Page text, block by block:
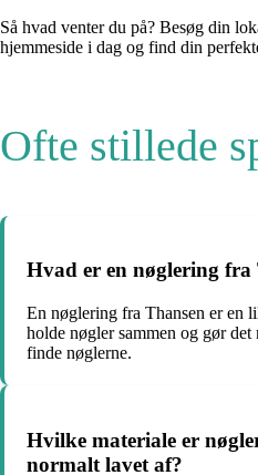
Så hvad venter du på? Besøg din
hjemmeside i dag og find din
Ofte stillede
Hvad er en nøglering fra
En nøglering fra Thansen er en
holde nøgler sammen og gør det
finde nøglerne.
Hvilke materiale er
normalt lavet af?